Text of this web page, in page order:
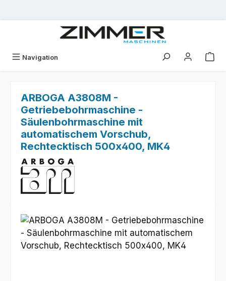
Navigation
ARBOGA A3808M -
Getriebebohrmaschine -
Säulenbohrmaschine mit
automatischem Vorschub,
Rechtecktisch 500x400, MK4
Bildergalerie überspringen